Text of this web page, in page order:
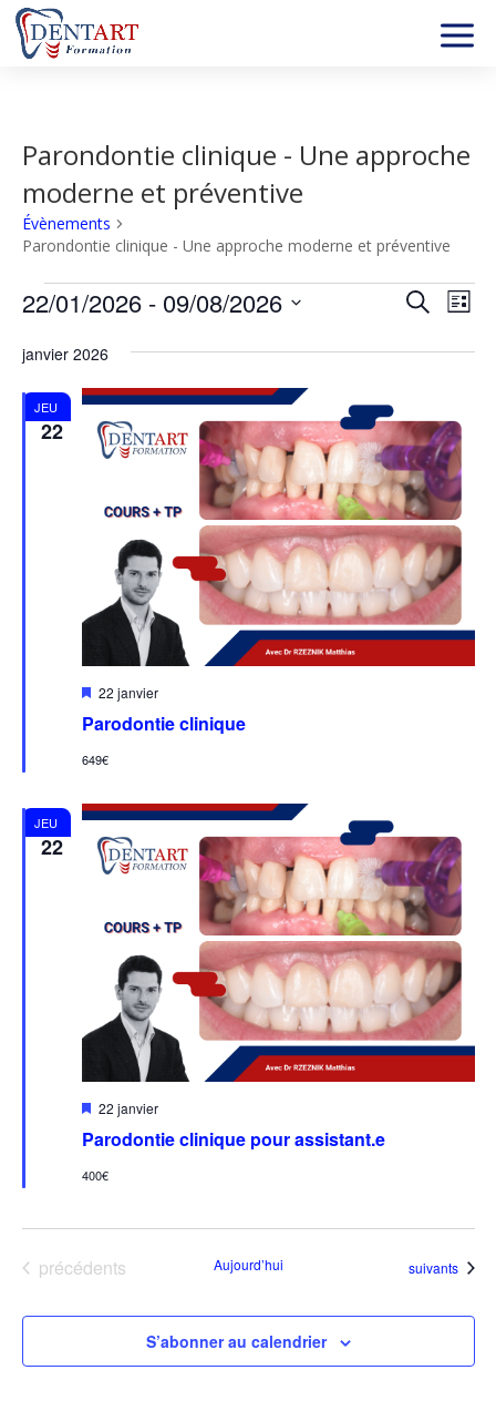
Parondontie clinique - Une approche
moderne et préventive
Évènements
Parondontie clinique - Une approche moderne et préventive
Évènements
vues
Recherche
de
Liste
22/01/2026 - 09/08/2026
une
janvier 2026
JEU
22
Parodontie clinique
Mis
avant
22 janvier
649€
JEU
22
Parodontie clinique pour assistant.e
Mis
avant
22 janvier
400€
Évènements
précédents Aujourd’hui Évènements
suivants
S’abonner au calendrier